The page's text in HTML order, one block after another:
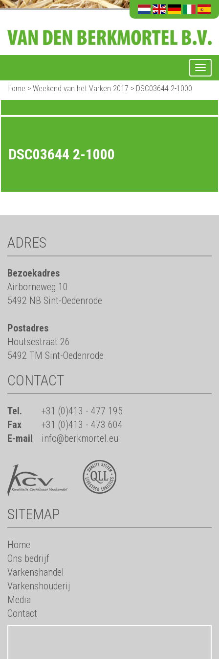
Home > Weekend van het Varken 2017 > DSC03644 2-1000
DSC03644 2-1000
ADRES
Bezoekadres
Airborneweg 10
5492 NB Sint-Oedenrode
Postadres
Houtsestraat 26
5492 TM Sint-Oedenrode
CONTACT
Tel.
+31 (0)413 - 477 195
Fax
+31 (0)413 - 473 604
E-mail
info@berkmortel.eu
SITEMAP
Home
Ons bedrijf
Varkenshandel
Varkenshouderij
Media
Contact